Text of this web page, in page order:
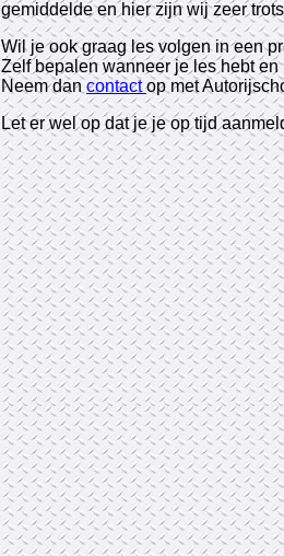
gemiddelde en hier zijn wij zeer
Wil je ook graag les volgen in een
Zelf bepalen wanneer je les hebt
Neem dancontactop met
Let er wel op dat je je op tijd